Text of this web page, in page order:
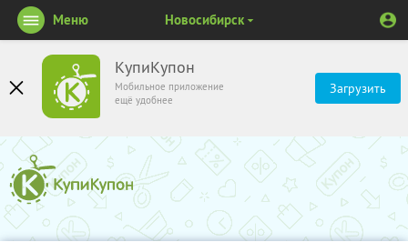
КупиКупон
Мобильное приложение
ещё удобнее
Загрузить
Меню Новосибирск